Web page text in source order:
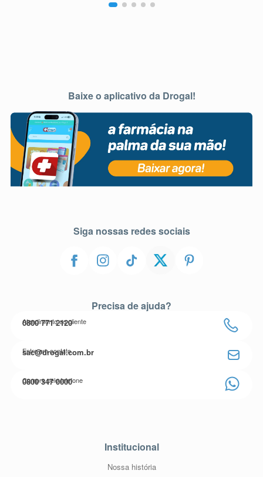
Baixe o aplicativo da Drogal!
Siga nossas redes sociais
Precisa de ajuda?
Atendimento ao cliente
0800 771 2120
Entre em contato
sac@drogal.com.br
Compre pelo telefone
0800 347 0000
Institucional
Nossa história